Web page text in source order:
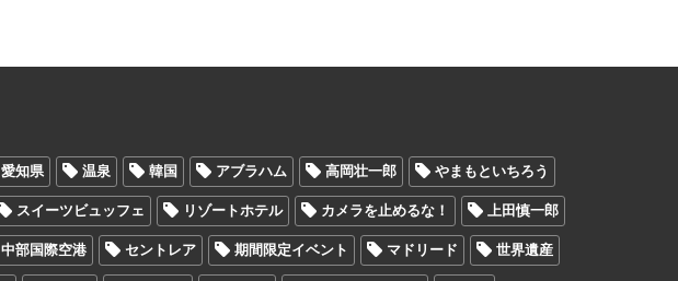
愛知県 温泉 韓国 アブラハム 高岡壮一郎 やまもといちろう
スイーツビュッフェ リゾートホテル カメラを止めるな！ 上田慎一郎
中部国際空港 セントレア 期間限定イベント マドリード 世界遺産